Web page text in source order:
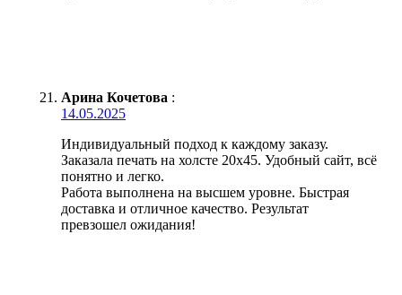
Арина Кочетова :
14.05.2025
Индивидуальный подход к каждому заказу.
Заказала печать на холсте 20х45. Удобный сайт, всё
понятно и легко.
Работа выполнена на высшем уровне. Быстрая
доставка и отличное качество. Результат
превзошел ожидания!